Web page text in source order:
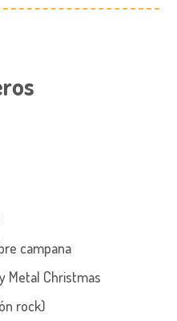
campana
Metal Christmas
rock)